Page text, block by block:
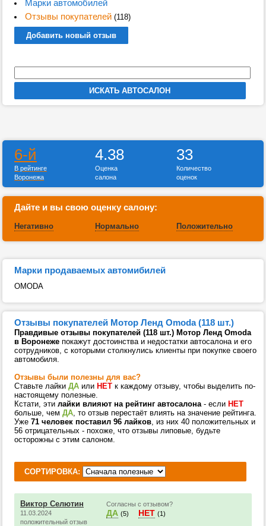
Марки автомобилей
Отзывы покупателей(118)
Добавить новый отзыв
6-й
В рейтинге
Воронежа
4.38
Оценка
салона
33
Количество
оценок
Дайте и вы свою оценку салону:
Негативно Нормально Положительно
Марки продаваемых автомибилей
OMODA
Отзывы покупателей Мотор Ленд Omoda (118 шт.)
Правдивые отзывы покупателей (118 шт.) Мотор Ленд Omoda
в Воронеже покажут достоинства и недостатки автосалона и его
сотрудников, с которыми столкнулись клиенты при покупке своего
автомобиля.
Отзывы были полезны для вас?
Ставьте лайки ДА или НЕТ к каждому отзыву, чтобы выделить по-
настоящему полезные.
Кстати, эти лайки влияют на рейтинг автосалона- если НЕТ
больше, чем ДА, то отзыв перестаёт влиять на значение рейтинга.
Уже 71 человек поставил 96 лайков, из них 40 положительных и
56 отрицательных - похоже, что отзывы липовые, будьте
осторожны с этим салоном.
СОРТИРОВКА:
Виктор Селютин
11.03.2024
положительный отзыв
Согласны с отзывом?
ДА (5) НЕТ (1)